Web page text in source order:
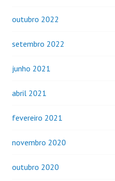
outubro 2022
setembro 2022
junho 2021
abril 2021
fevereiro 2021
novembro 2020
outubro 2020